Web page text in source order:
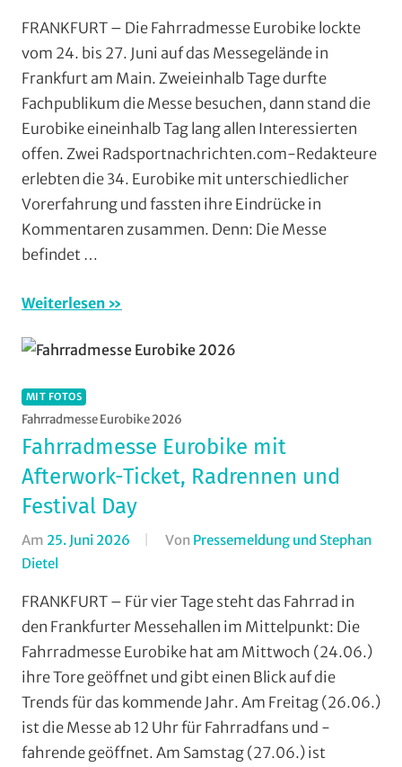
Breitensport
Mit
Fotos
Multimedia
Ratgeber
Teile
und
Zubehör
FRANKFURT – Die Fahrradmesse Eurobike lockte
vom 24. bis 27. Juni auf das Messegelände in
Frankfurt am Main. Zweieinhalb Tage durfte
Fachpublikum die Messe besuchen, dann stand die
Eurobike eineinhalb Tag lang allen Interessierten
offen. Zwei Radsportnachrichten.com-Redakteure
erlebten die 34. Eurobike mit unterschiedlicher
Vorerfahrung und fassten ihre Eindrücke in
Kommentaren zusammen. Denn: Die Messe
befindet …
Weiterlesen
MIT FOTOS
Fahrradmesse Eurobike 2026
Fahrradmesse Eurobike mit
Afterwork-Ticket, Radrennen und
Festival Day
Am 25. Juni 2026 Von Pressemeldung und Stephan
Dietel
Breitensport,
Mit
Fotos,
Multimedia
FRANKFURT – Für vier Tage steht das Fahrrad in
den Frankfurter Messehallen im Mittelpunkt: Die
Fahrradmesse Eurobike hat am Mittwoch (24.06.)
ihre Tore geöffnet und gibt einen Blick auf die
Trends für das kommende Jahr. Am Freitag (26.06.)
ist die Messe ab 12 Uhr für Fahrradfans und -
fahrende geöffnet. Am Samstag (27.06.) ist